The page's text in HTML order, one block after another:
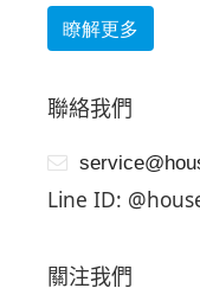
瞭解更多
聯絡我們
Line ID:
關注我們